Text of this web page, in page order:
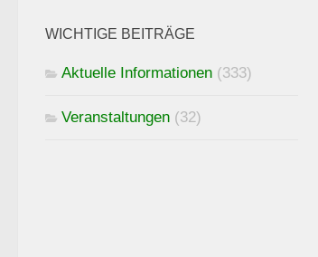
WICHTIGE BEITRÄGE
Aktuelle Informationen (333)
Veranstaltungen (32)